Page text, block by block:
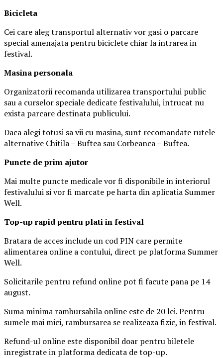
Bicicleta
Cei care aleg transportul alternativ vor gasi o parcare
special amenajata pentru biciclete chiar la intrarea in
festival.
Masinapersonala
Organizatorii recomanda utilizarea transportului public
sau a curselor speciale dedicate festivalului, intrucat nu
exista parcare destinata publicului.
Daca alegi totusi sa vii cu masina, sunt recomandate rutele
alternative Chitila – Buftea sau Corbeanca – Buftea.
Puncte de prim ajutor
Mai multe puncte medicale vor fi disponibile in interiorul
festivalului si vor fi marcate pe harta din aplicatia Summer
Well.
Top-up rapid pentru plati in festival
Bratara de acces include un cod PIN care permite
alimentarea online a contului, direct pe platforma Summer
Well.
Solicitarile pentru refund online pot fi facute pana pe 14
august.
Suma minima rambursabila online este de 20 lei. Pentru
sumele mai mici, rambursarea se realizeaza fizic, in festival.
Refund-ul online este disponibil doar pentru biletele
inregistrate in platforma dedicata de top-up.